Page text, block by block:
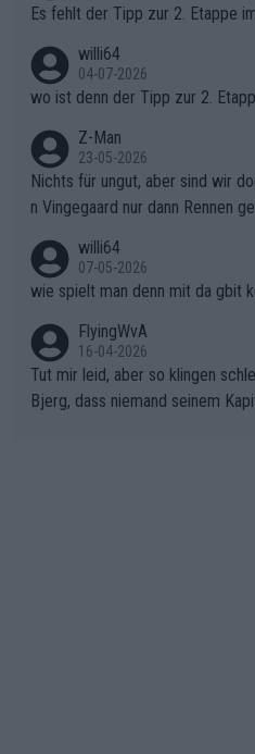
Es fehlt der Tipp zur 2. Etappe
willi64
04-07-2026
wo ist denn der Tipp zur 2.
Z-Man
23-05-2026
Nichts für ungut, aber sind wir
n Vingegaard nur dann Rennen
willi64
07-05-2026
wie spielt man denn mit da gbit
FlyingWvA
16-04-2026
Tut mir leid, aber so klingen
Bjerg, dass niemand seinem